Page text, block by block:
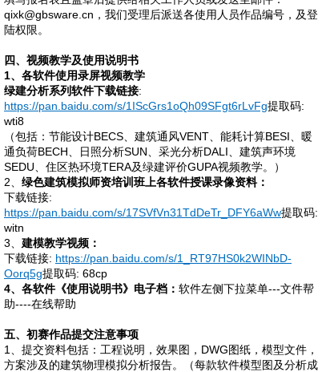
qixk@gbsware.cn，我们受理后派送各使用人员作品编号，及登
陆权限。
四、视频教学及使用说明书
1、各软件使用录屏视频教学
绿建分析系列软件下载链接:
https://pan.baidu.com/s/1IScGrs1oQh09SFgt6rLvFg提取码:
wti8
（包括：节能设计BECS、建筑通风VENT、能耗计算BESI、暖
通负荷BECH、日照分析SUN、采光分析DALI、建筑声环境
SEDU、住区热环境TERA及绿建评价GUPA视频教学。）
2、 绿色建筑模拟师资培训班上各软件授课录像资料：
下载链接:
https://pan.baidu.com/s/17SVfVn31TdDeTr_DFY6aWw提取码:
witn
3、 建模教学视频：
下载链接: https://pan.baidu.com/s/1_RT97HS0k2WINbD-
Oorq5g提取码: 68cp
4、各软件《使用说明书》电子档： 软件左侧下拉菜单---文件帮
助----在线帮助
五、初赛作品提交注意事项
1、提交资料包括 ：工程说明，效果图， DWG图纸，模型文件，
方案涉及的建筑物理模拟分析报告。（每款软件模型图及分析成